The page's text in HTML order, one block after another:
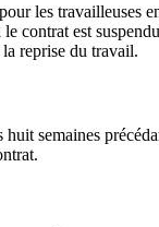
les travailleuses
contrat est
reprise du travail.
semaines